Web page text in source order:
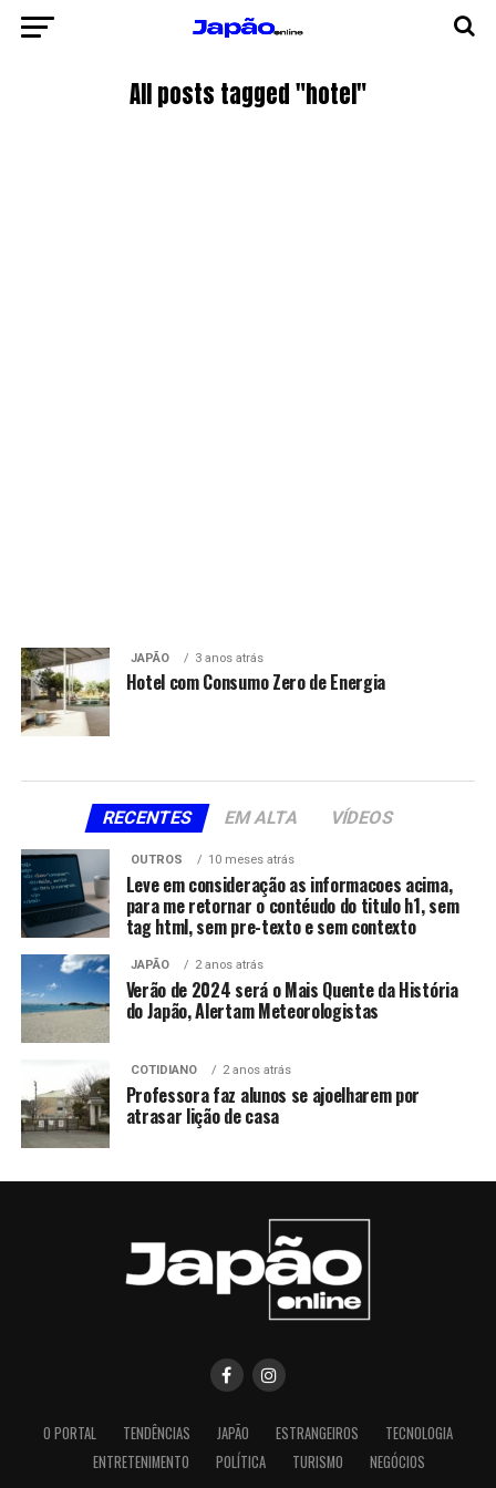
All posts tagged "hotel"
JAPÃO 3 anos atrás
Hotel com Consumo Zero de Energia
RECENTES EM ALTA VÍDEOS
OUTROS 10 meses atrás
Leve em consideração as informacoes acima,
para me retornar o contéudo do titulo h1, sem
tag html, sem pre-texto e sem contexto
JAPÃO 2 anos atrás
Verão de 2024 será o Mais Quente da História
do Japão, Alertam Meteorologistas
COTIDIANO 2 anos atrás
Professora faz alunos se ajoelharem por
atrasar lição de casa
O PORTAL TENDÊNCIAS JAPÃO ESTRANGEIROS
TECNOLOGIA
ENTRETENIMENTO
POLÍTICA TURISMO NEGÓCIOS